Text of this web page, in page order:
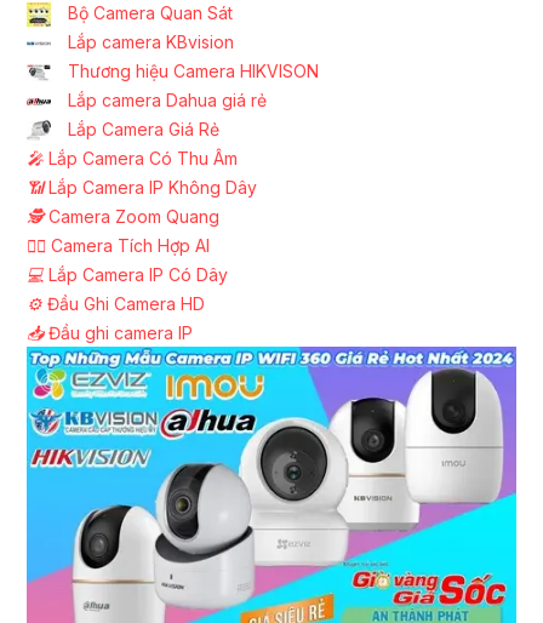
Bộ Camera Quan Sát
Lắp camera KBvision
Thương hiệu Camera HIKVISON
Lắp camera Dahua giá rẻ
Lắp Camera Giá Rẻ
️🎤️ Lắp Camera Có Thu Âm
📶Lắp Camera IP Không Dây
🕵️Camera Zoom Quang
🧛‍♀️ Camera Tích Hợp AI
💻 Lắp Camera IP Có Dây
⚙️ Đầu Ghi Camera HD
📥Đầu ghi camera IP